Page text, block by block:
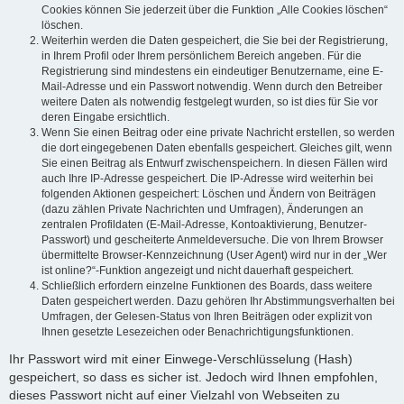
Cookies können Sie jederzeit über die Funktion „Alle Cookies löschen“
löschen.
Weiterhin werden die Daten gespeichert, die Sie bei der Registrierung,
in Ihrem Profil oder Ihrem persönlichem Bereich angeben. Für die
Registrierung sind mindestens ein eindeutiger Benutzername, eine E-
Mail-Adresse und ein Passwort notwendig. Wenn durch den Betreiber
weitere Daten als notwendig festgelegt wurden, so ist dies für Sie vor
deren Eingabe ersichtlich.
Wenn Sie einen Beitrag oder eine private Nachricht erstellen, so werden
die dort eingegebenen Daten ebenfalls gespeichert. Gleiches gilt, wenn
Sie einen Beitrag als Entwurf zwischenspeichern. In diesen Fällen wird
auch Ihre IP-Adresse gespeichert. Die IP-Adresse wird weiterhin bei
folgenden Aktionen gespeichert: Löschen und Ändern von Beiträgen
(dazu zählen Private Nachrichten und Umfragen), Änderungen an
zentralen Profildaten (E-Mail-Adresse, Kontoaktivierung, Benutzer-
Passwort) und gescheiterte Anmeldeversuche. Die von Ihrem Browser
übermittelte Browser-Kennzeichnung (User Agent) wird nur in der „Wer
ist online?“-Funktion angezeigt und nicht dauerhaft gespeichert.
Schließlich erfordern einzelne Funktionen des Boards, dass weitere
Daten gespeichert werden. Dazu gehören Ihr Abstimmungsverhalten bei
Umfragen, der Gelesen-Status von Ihren Beiträgen oder explizit von
Ihnen gesetzte Lesezeichen oder Benachrichtigungsfunktionen.
Ihr Passwort wird mit einer Einwege-Verschlüsselung (Hash)
gespeichert, so dass es sicher ist. Jedoch wird Ihnen empfohlen,
dieses Passwort nicht auf einer Vielzahl von Webseiten zu